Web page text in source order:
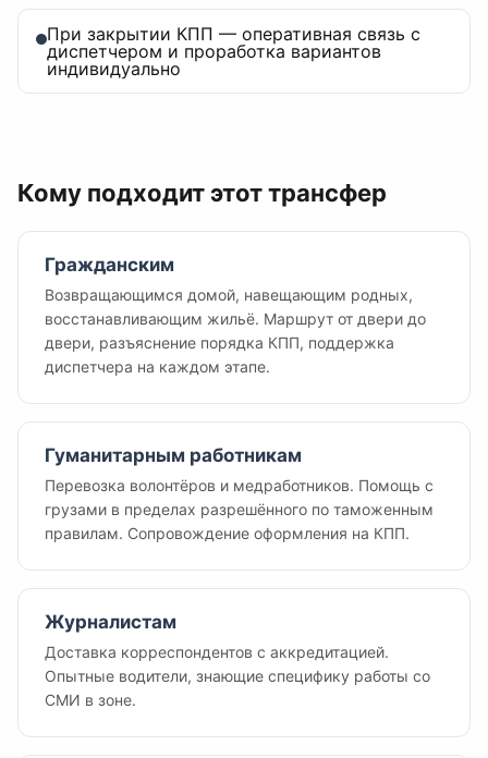
При закрытии КПП — оперативная связь с
диспетчером и проработка вариантов
индивидуально
Кому подходит этот трансфер
Гражданским
Возвращающимся домой, навещающим родных,
восстанавливающим жильё. Маршрут от двери до
двери, разъяснение порядка КПП, поддержка
диспетчера на каждом этапе.
Гуманитарным работникам
Перевозка волонтёров и медработников. Помощь с
грузами в пределах разрешённого по таможенным
правилам. Сопровождение оформления на КПП.
Журналистам
Доставка корреспондентов с аккредитацией.
Опытные водители, знающие специфику работы со
СМИ в зоне.